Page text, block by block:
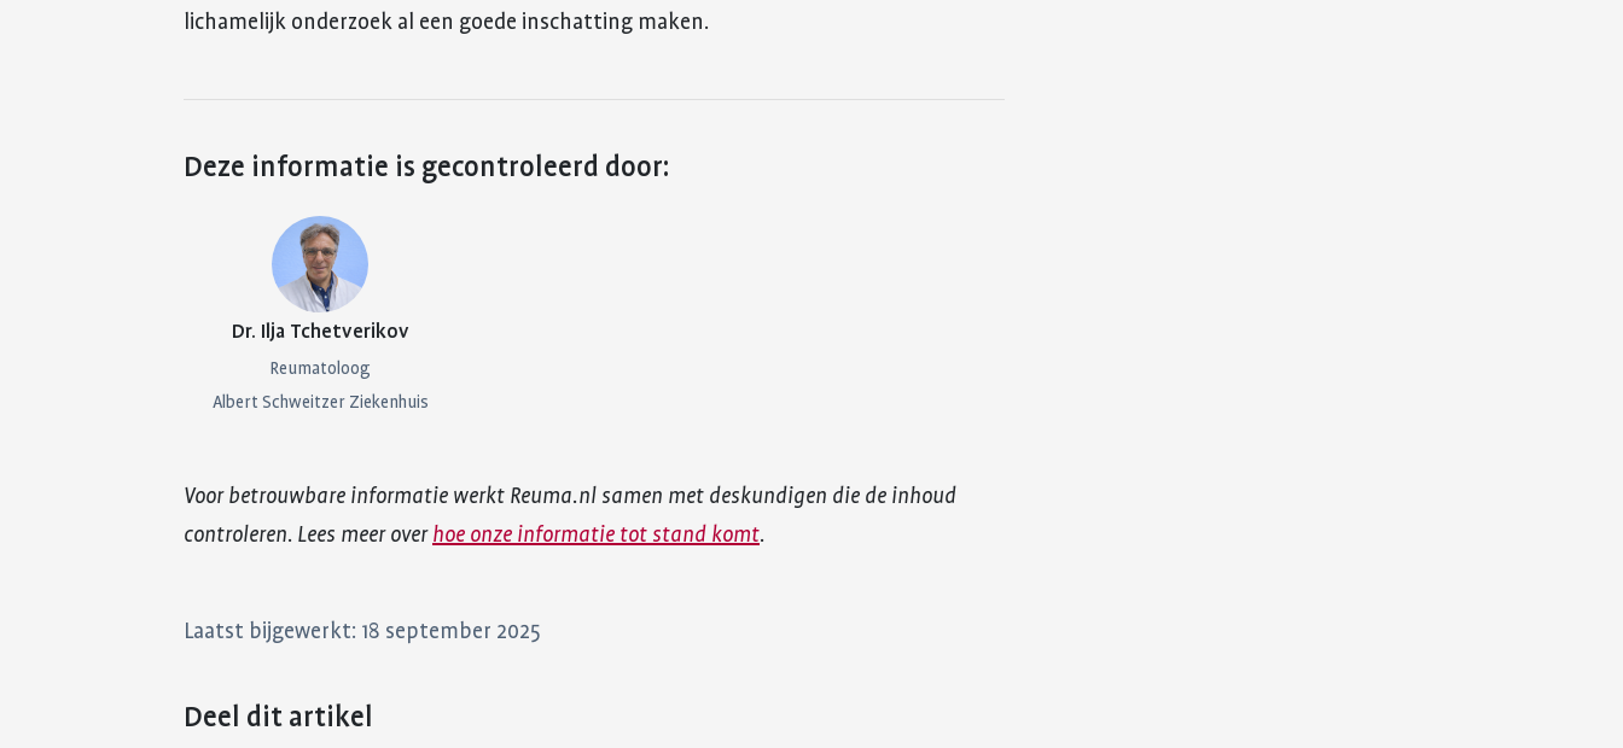
lichamelijk onderzoek al een goede inschatting maken.
Deze informatie is gecontroleerd door:
Dr. Ilja Tchetverikov
Reumatoloog
Albert Schweitzer Ziekenhuis
Voor betrouwbare informatie werkt Reuma.nl samen met deskundigen die de inhoud
controleren. Lees meer over hoe onze informatie tot stand komt.
Laatst bijgewerkt: 18 september 2025
Deel dit artikel